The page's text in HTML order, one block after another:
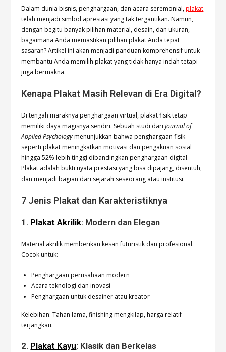
Dalam dunia bisnis, penghargaan, dan acara seremonial,plakat
telah menjadi simbol apresiasi yang tak tergantikan. Namun,
dengan begitu banyak pilihan material, desain, dan ukuran,
bagaimana Anda memastikan pilihan plakat Anda tepat
sasaran? Artikel ini akan menjadi panduan komprehensif untuk
membantu Anda memilih plakat yang tidak hanya indah tetapi
juga bermakna.
Kenapa Plakat Masih Relevan di Era Digital?
Di tengah maraknya penghargaan virtual, plakat fisik tetap
memiliki daya magisnya sendiri. Sebuah studi dariJournal of
Applied Psychologymenunjukkan bahwa penghargaan fisik
seperti plakat meningkatkan motivasi dan pengakuan sosial
hingga 52% lebih tinggi dibandingkan penghargaan digital.
Plakat adalah bukti nyata prestasi yang bisa dipajang, disentuh,
dan menjadi bagian dari sejarah seseorang atau institusi.
7 Jenis Plakat dan Karakteristiknya
1. Plakat Akrilik: Modern dan Elegan
Material akrilik memberikan kesan futuristik dan profesional.
Cocok untuk:
Penghargaan perusahaan modern
Acara teknologi dan inovasi
Penghargaan untuk desainer atau kreator
Kelebihan: Tahan lama, finishing mengkilap, harga relatif
terjangkau.
2. Plakat Kayu: Klasik dan Berkelas